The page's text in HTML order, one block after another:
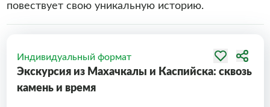
повествует свою уникальную историю.
Индивидуальный формат
Экскурсия из Махачкалы и Каспийска: сквозь
камень и время